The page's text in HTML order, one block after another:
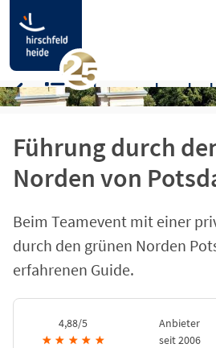
Führung durch
Norden von
Beim Teamevent mit einer
durch den grünen Norden
erfahrenen Guide.
4,88/5
★ ★ ★ ★ ★
Anbieter
seit 2006
Führung durch den